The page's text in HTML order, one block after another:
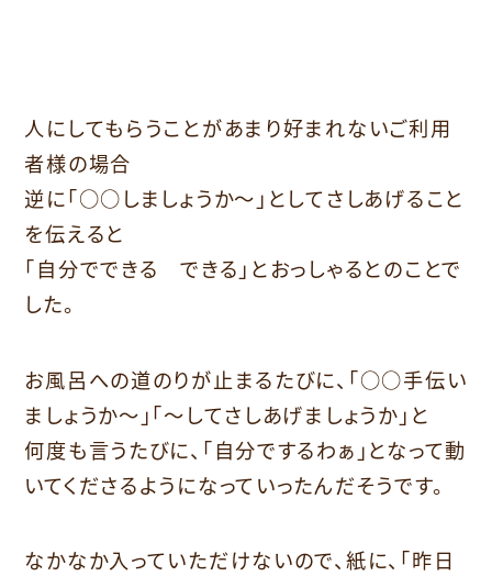
人にしてもらうことがあまり好まれないご利用
者様の場合
逆に「○○しましょうか～」としてさしあげること
を伝えると
「自分でできる できる」とおっしゃるとのことで
した。
お風呂への道のりが止まるたびに、「○○手伝い
ましょうか～」「～してさしあげましょうか」と
何度も言うたびに、「自分でするわぁ」となって動
いてくださるようになっていったんだそうです。
なかなか入っていただけないので、紙に、「昨日